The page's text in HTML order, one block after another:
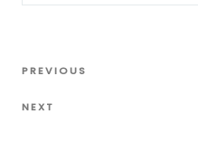
Navigace
příspěvek
Previous
PREVIOUS
Next
NEXT